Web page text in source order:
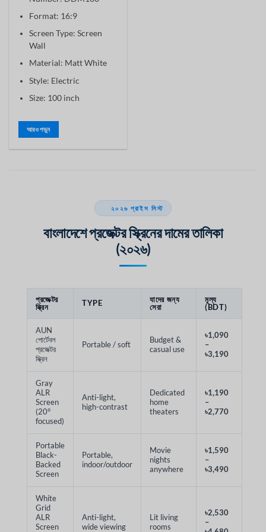
Format: 16:9
Screen Type: Screen
Wall
Material: Matt White
Style: Electric
Size: 100 inch
আরও পড়ুন
২০২৬ প্রাইস লিস্ট
বাংলাদেশে প্রজেক্টর স্ক্রিনের দামের তালিকা
(২০২৬)
প্রজেক্টর
স্ক্রিন
TYPE
যাদের জন্য
সেরা
মূল্য
(BDT)
AUN
পোর্টেবল
প্রজেক্টর
স্ক্রিন
Portable / soft
Budget &
casual use
৳1,090
–
৳3,190
Gray
ALR
Screen
(20°
focused)
Anti-light,
high-contrast
Dedicated
home
theaters
৳1,190
–
৳2,770
Portable
Black-
Backed
Screen
Portable,
indoor/outdoor
Movie
nights
anywhere
৳1,590
–
৳3,490
White
Grid
ALR
Screen
Anti-light,
wide viewing
Lit living
rooms
৳2,530
–